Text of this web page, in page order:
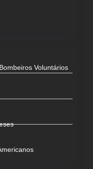
Voluntários